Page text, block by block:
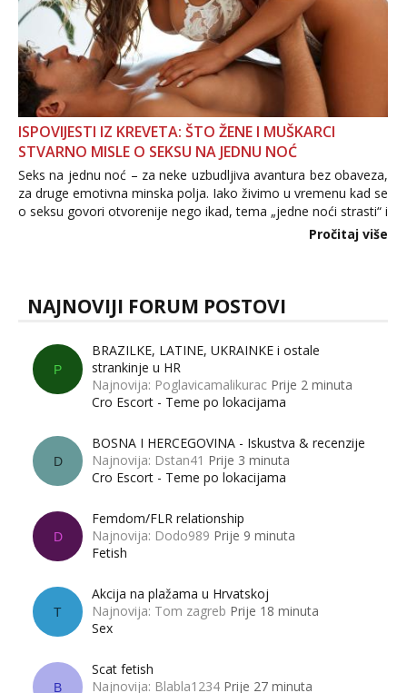
ISPOVIJESTI IZ KREVETA: ŠTO ŽENE I MUŠKARCI
STVARNO MISLE O SEKSU NA JEDNU NOĆ
Seks na jednu noć – za neke uzbudljiva avantura bez obaveza,
za druge emotivna minska polja. Iako živimo u vremenu kad se
o seksu govori otvorenije nego ikad, tema „jedne noći strasti“ i
dalje izaziva burne rasprave. Što zapravo misle žene, a što
Pročitaj više
NAJNOVIJI FORUM POSTOVI
P
BRAZILKE, LATINE, UKRAINKE i ostale
strankinje u HR
Najnovija: Poglavicamalikurac Prije 2 minuta
Cro Escort - Teme po lokacijama
D
BOSNA I HERCEGOVINA - Iskustva & recenzije
Najnovija: Dstan41 Prije 3 minuta
Cro Escort - Teme po lokacijama
D
Femdom/FLR relationship
Najnovija: Dodo989 Prije 9 minuta
Fetish
T
Akcija na plažama u Hrvatskoj
Najnovija: Tom zagreb Prije 18 minuta
Sex
B
Scat fetish
Najnovija: Blabla1234 Prije 27 minuta